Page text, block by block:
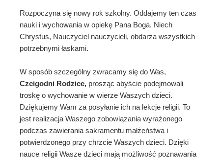
Rozpoczyna się nowy rok szkolny. Oddajemy ten czas
nauki i wychowania w opiekę Pana Boga. Niech
Chrystus, Nauczyciel nauczycieli, obdarza wszystkich
potrzebnymi łaskami.
W sposób szczególny zwracamy się do Was,
Czcigodni Rodzice, prosząc abyście podejmowali
troskę o wychowanie w wierze Waszych dzieci.
Dziękujemy Wam za posyłanie ich na lekcje religii. To
jest realizacja Waszego zobowiązania wyrażonego
podczas zawierania sakramentu małżeństwa i
potwierdzonego przy chrzcie Waszych dzieci. Dzięki
nauce religii Wasze dzieci mają możliwość poznawania